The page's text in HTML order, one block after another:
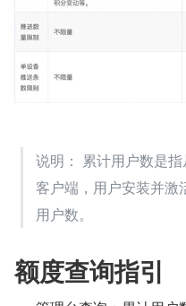
说明： 累计用户数是
客户端，用户安装并激
用户数。
额度查询指引